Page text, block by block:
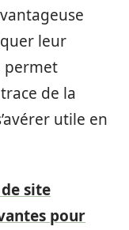
leur
permet
de la
utile en
site
pour